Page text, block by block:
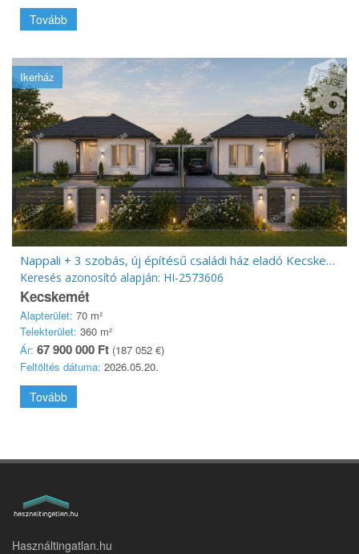
Tovább
Ikerház
Nappali + 3 szobás, új építésű családi ház eladó Kecskeméten kivételes áron!
Keresés azonosító alapján: HI-2573606
Kecskemét
Alapterület: 70 m²
Telekterület: 360 m²
Ár: 67 900 000 Ft (187 052 €)
Feltöltés dátuma: 2026.05.20.
Tovább
Használtingatlan.hu